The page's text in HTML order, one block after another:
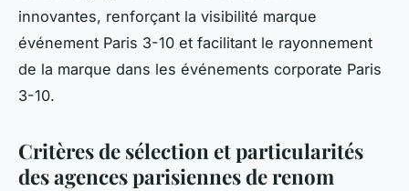
innovantes, renforçant la visibilité marque
événement Paris 3-10 et facilitant le rayonnement
de la marque dans les événements corporate Paris
3-10.
Critères de sélection et particularités
des agences parisiennes de renom